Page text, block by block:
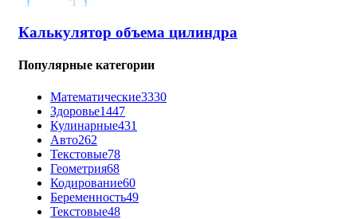
Калькулятор объема цилиндра
Популярные категории
Математические3330
Здоровье1447
Кулинарные431
Авто262
Текстовые78
Геометрия68
Кодирование60
Беременность49
Текстовые48